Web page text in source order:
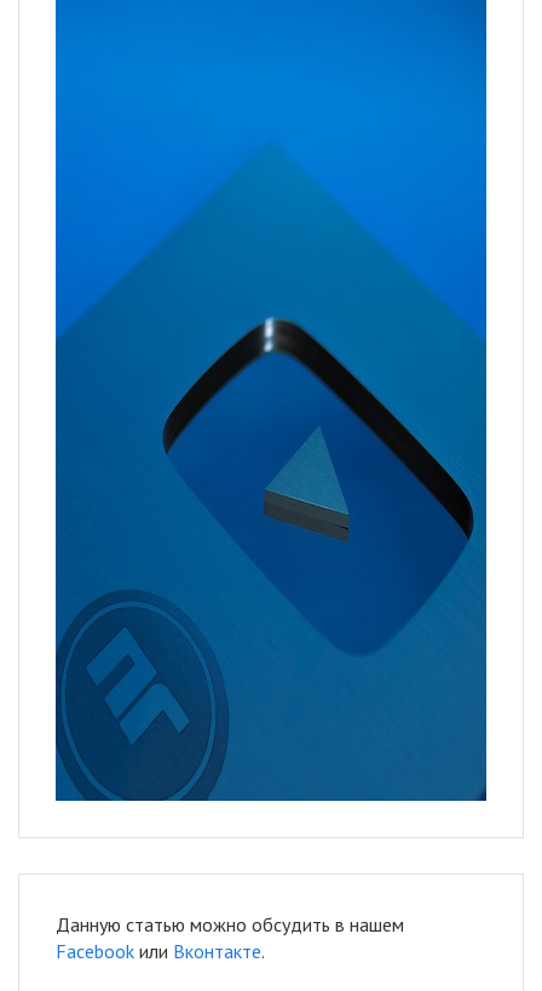
Данную статью можно обсудить в нашем
Facebook или Вконтакте.